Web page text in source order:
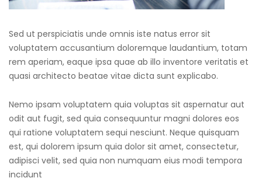
Sed ut perspiciatis unde omnis iste natus error sit
voluptatem accusantium doloremque laudantium, totam
rem aperiam, eaque ipsa quae ab illo inventore veritatis et
quasi architecto beatae vitae dicta sunt explicabo.
Nemo ipsam voluptatem quia voluptas sit aspernatur aut
odit aut fugit, sed quia consequuntur magni dolores eos
qui ratione voluptatem sequi nesciunt. Neque quisquam
est, qui dolorem ipsum quia dolor sit amet, consectetur,
adipisci velit, sed quia non numquam eius modi tempora
incidunt